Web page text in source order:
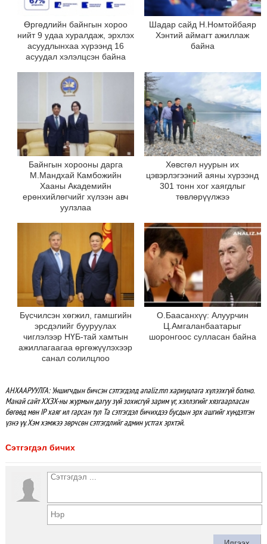
Өргөдлийн байнгын хороо
нийт 9 удаа хуралдаж, эрхлэх
асуудлынхаа хүрээнд 16
асуудал хэлэлцсэн байна
Шадар сайд Н.Номтойбаяр
Хэнтий аймагт ажиллаж
байна
Байнгын хорооны дарга
М.Мандхай Камбожийн
Хааны Академийн
ерөнхийлөгчийг хүлээн авч
уулзлаа
Хөвсгөл нуурын их
цэвэрлэгээний аяны хүрээнд
301 тонн хог хаягдлыг
төвлөрүүлжээ
Бүсчилсэн хөгжил, гамшгийн
эрсдэлийг бууруулах
чиглэлээр НҮБ-тай хамтын
ажиллагаагаа өргөжүүлэхээр
санал солилцлоо
О.Баасанхүү: Алуурчин
Ц.Амгаланбаатарыг
шоронгоос сулласан байна
АНХААРУУЛГА: Уншигчдын бичсэн сэтгэгдэлд analiz.mn хариуцлага хүлээхгүй болно.
Манай сайт ХХЗХ-ны журмын дагуу зүй зохисгүй зарим үг, хэллэгийг хязгаарласан
бөгөөд мөн IP хаяг ил гарсан тул Та сэтгэгдэл бичихдээ бусдын эрх ашгийг хүндэтгэн
үзнэ үү. Хэм хэмжээ зөрчсөн сэтгэгдлийг админ устгах эрхтэй.
Сэтгэгдэл бичих